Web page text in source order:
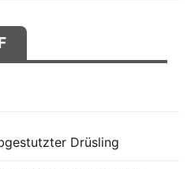
Drüsling